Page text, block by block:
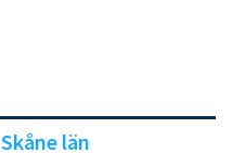
Skåne län